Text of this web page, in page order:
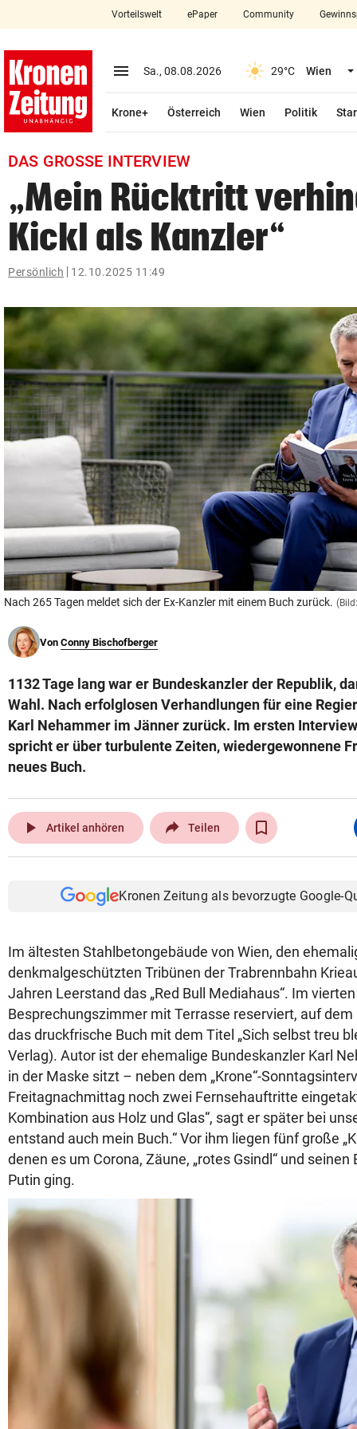
closeSchließen
account_circle Anmelden
arrow_right
pin_drop
bookmark
search
Suchbegriff
© Krone Multimedia GmbH & Co KG 2026
Muthgasse 2, 1190 Wien
Vorteilswelt ePaper Community
menu Menü aufklappen
Sa., 08.08.2026 29°C Wien
Krone+ Österreich Wien Politik
DAS GROSSE INTERVIEW
„Mein Rücktritt
Kickl als Kanzler“
Persönlich 12.10.2025 11:49
Nach 265 Tagen meldet sich der Ex-Kanzler mit einem Buch zurück.
Von Conny Bischofberger
1132 Tage lang war er Bundeskanzler der Republik,
Wahl. Nach erfolglosen Verhandlungen für eine
Karl Nehammer im Jänner zurück. Im ersten
spricht er über turbulente Zeiten, wiedergewonnene
neues Buch.
play_arrow Artikel anhören Teilen
Kronen Zeitung als bevorzugte Google-
Im ältesten Stahlbetongebäude von Wien, den
denkmalgeschützten Tribünen der Trabrennbahn
Jahren Leerstand das „Red Bull Mediahaus“. Im
Besprechungszimmer mit Terrasse reserviert, auf
das druckfrische Buch mit dem Titel „Sich selbst treu
Verlag). Autor ist der ehemalige Bundeskanzler Karl
in der Maske sitzt – neben dem „Krone“-
Freitagnachmittag noch zwei Fernsehauftritte
Kombination aus Holz und Glas“, sagt er später bei
entstand auch mein Buch.“ Vor ihm liegen fünf große
denen es um Corona, Zäune, „rotes Gsindl“ und
Putin ging.